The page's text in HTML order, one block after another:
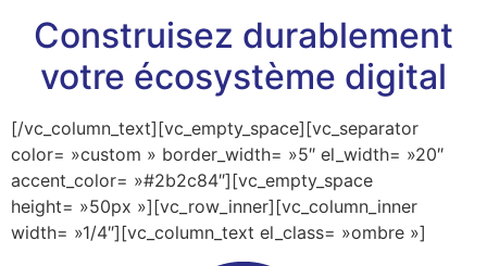
Construisez durablement
votre écosystème digital
[/vc_column_text][vc_empty_space][vc_separator
color= »custom » border_width= »5″ el_width= »20″
accent_color= »#2b2c84″][vc_empty_space
height= »50px »][vc_row_inner][vc_column_inner
width= »1/4″][vc_column_text el_class= »ombre »]